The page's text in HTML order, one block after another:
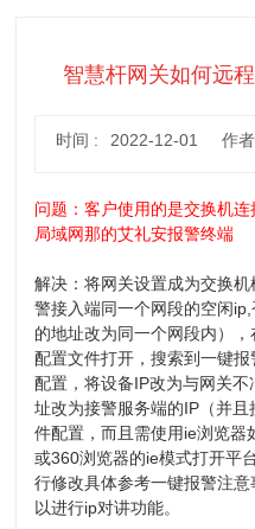
智慧杆网关如何远
时间 : 2022-12-01 作
问题：客户使用的是交换机
局域网那的艾礼安报警终端
解决：将网关设置成为交换
警接入端同一个网段的空闲
的地址改为同一个网段内）
配置文件打开，搜索到一键
配置，将设备IP改为与网关
址改为接警服务端的IP（并
件配置，而且需使用ie浏览
或360浏览器的ie模式打开平
行修改具体参考一键报警注
以进行ip对讲功能。